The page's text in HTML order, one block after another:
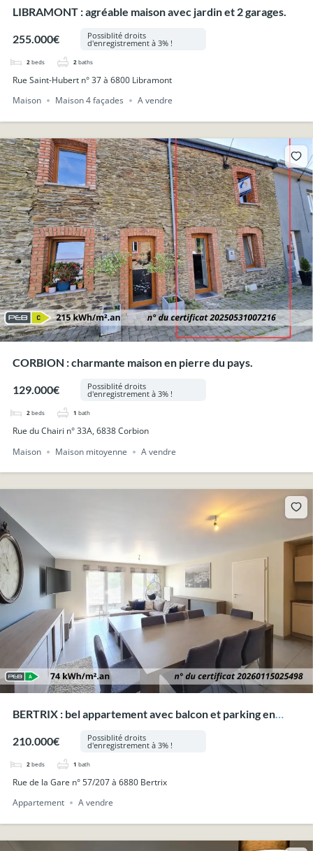
LIBRAMONT : agréable maison avec jardin et 2 garages.
255.000€ Possiblité droits
d'enregistrement à 3% !
2 beds 2 baths
Rue Saint-Hubert n° 37 à 6800 Libramont
Maison
Maison 4 façades A vendre
CORBION : charmante maison en pierre du pays.
129.000€ Possiblité droits
d'enregistrement à 3% !
2 beds 1 bath
Rue du Chairi n° 33A, 6838 Corbion
Maison
Maison mitoyenne A vendre
BERTRIX : bel appartement avec balcon et parking en
210.000€
Possiblité droits
d'enregistrement à 3% !
2 beds 1 bath
Rue de la Gare n° 57/207 à 6880 Bertrix
Appartement
A vendre